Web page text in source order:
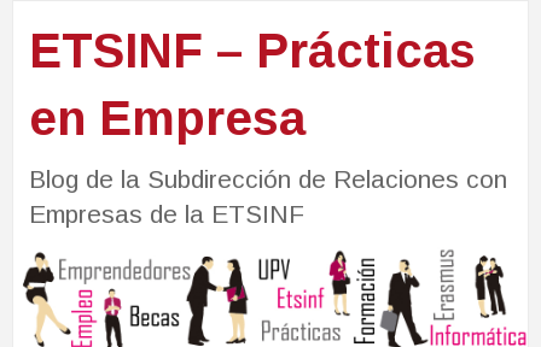
ETSINF – Prácticas
en Empresa
Blog de la Subdirección de Relaciones con
Empresas de la ETSINF